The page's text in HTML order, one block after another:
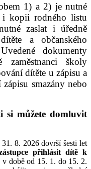
1) a 2) je nutné
kopii rodného listu
zaslat i úředně
a občanského
dokumenty
zaměstnanci školy
dítěte u zápisu a
smazány nebo
si můžete domluvit
8. 2026 dovrší šesti let
přihlásit dítě k
v době od 15. 1. do 15. 2.